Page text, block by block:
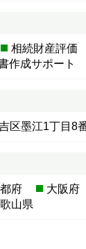
相続財産評価
作成サポート
区墨江1丁目8
府 大阪府
山県